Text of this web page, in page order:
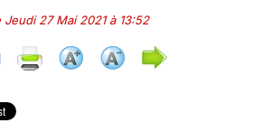
Jeudi 27 Mai 2021 à 13:52